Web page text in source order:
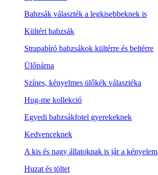
Babzsák választék a legkisebbeknek is
Kültéri babzsák
Strapabíró babzsákok kültérre és beltérre
Ülőpárna
Színes, kényelmes ülőkék választéka
Hug-me kollekció
Egyedi babzsákfotel gyerekeknek
Kedvenceknek
A kis és nagy állatoknak is jár a kényelem
Huzat és töltet